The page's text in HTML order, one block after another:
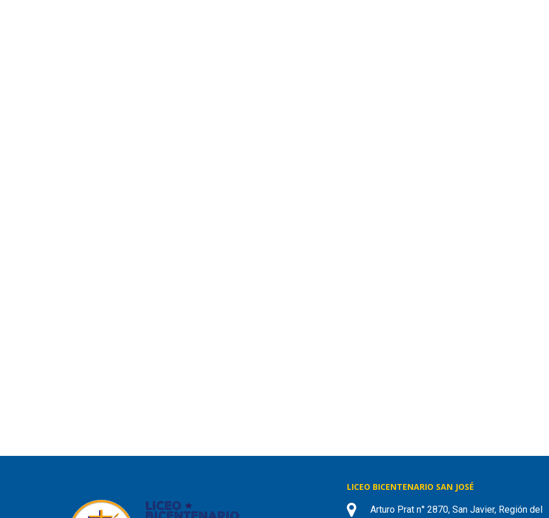
LICEO BICENTENARIO SAN JOSÉ
Arturo Prat n° 2870, San Javier, Región del